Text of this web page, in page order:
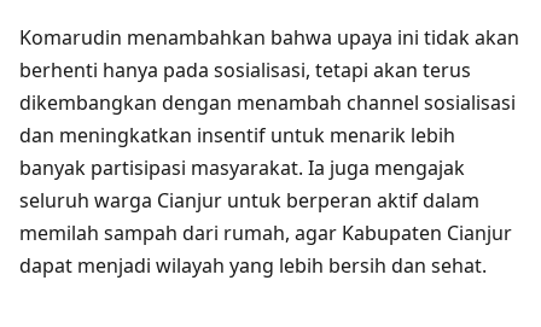
Komarudin menambahkan bahwa upaya ini tidak akan
berhenti hanya pada sosialisasi, tetapi akan terus
dikembangkan dengan menambah channel sosialisasi
dan meningkatkan insentif untuk menarik lebih
banyak partisipasi masyarakat. Ia juga mengajak
seluruh warga Cianjur untuk berperan aktif dalam
memilah sampah dari rumah, agar Kabupaten Cianjur
dapat menjadi wilayah yang lebih bersih dan sehat.